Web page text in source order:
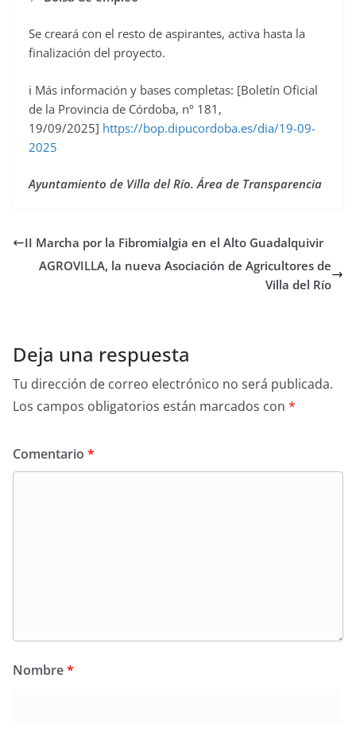
Se creará con el resto de aspirantes, activa hasta la
finalización del proyecto.
ℹ️ Más información y bases completas: [Boletín Oficial
de la Provincia de Córdoba, nº 181,
19/09/2025] https://bop.dipucordoba.es/dia/19-09-
2025
Ayuntamiento de Villa del Río. Área de Transparencia
II Marcha por la Fibromialgia en el Alto Guadalquivir
AGROVILLA, la nueva Asociación de Agricultores de
Villa del Río
Deja una respuesta
Tu dirección de correo electrónico no será publicada.
Los campos obligatorios están marcados con *
Comentario *
Nombre*